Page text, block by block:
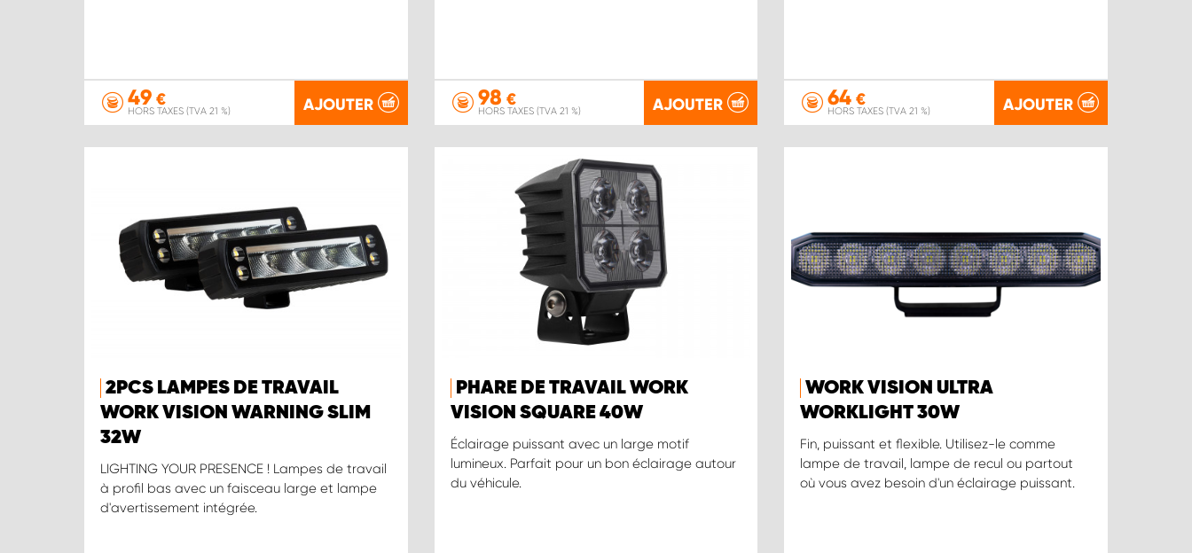
49 €
HORS TAXES (TVA 21 %) AJOUTER 98 €
HORS TAXES (TVA 21 %) AJOUTER 64 €
HORS TAXES (TVA 21 %) AJOUTER
2PCS LAMPES DE TRAVAIL
WORK VISION WARNING SLIM
32W
LIGHTING YOUR PRESENCE ! Lampes de travail
à profil bas avec un faisceau large et lampe
d'avertissement intégrée.
PHARE DE TRAVAIL WORK
VISION SQUARE 40W
Éclairage puissant avec un large motif
lumineux. Parfait pour un bon éclairage autour
du véhicule.
WORK VISION ULTRA
WORKLIGHT 30W
Fin, puissant et flexible. Utilisez-le comme
lampe de travail, lampe de recul ou partout
où vous avez besoin d'un éclairage puissant.